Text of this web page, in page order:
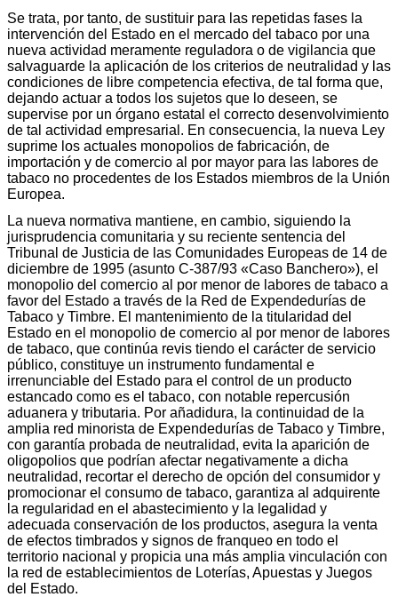
Se trata, por tanto, de sustituir para las repetidas fases la
intervención del Estado en el mercado del tabaco por una
nueva actividad meramente reguladora o de vigilancia que
salvaguarde la aplicación de los criterios de neutralidad y las
condiciones de libre competencia efectiva, de tal forma que,
dejando actuar a todos los sujetos que lo deseen, se
supervise por un órgano estatal el correcto desenvolvimiento
de tal actividad empresarial. En consecuencia, la nueva Ley
suprime los actuales monopolios de fabricación, de
importación y de comercio al por mayor para las labores de
tabaco no procedentes de los Estados miembros de la Unión
Europea.
La nueva normativa mantiene, en cambio, siguiendo la
jurisprudencia comunitaria y su reciente sentencia del
Tribunal de Justicia de las Comunidades Europeas de 14 de
diciembre de 1995 (asunto C-387/93 «Caso Banchero»), el
monopolio del comercio al por menor de labores de tabaco a
favor del Estado a través de la Red de Expendedurías de
Tabaco y Timbre. El mantenimiento de la titularidad del
Estado en el monopolio de comercio al por menor de labores
de tabaco, que continúa revis tiendo el carácter de servicio
público, constituye un instrumento fundamental e
irrenunciable del Estado para el control de un producto
estancado como es el tabaco, con notable repercusión
aduanera y tributaria. Por añadidura, la continuidad de la
amplia red minorista de Expendedurías de Tabaco y Timbre,
con garantía probada de neutralidad, evita la aparición de
oligopolios que podrían afectar negativamente a dicha
neutralidad, recortar el derecho de opción del consumidor y
promocionar el consumo de tabaco, garantiza al adquirente
la regularidad en el abastecimiento y la legalidad y
adecuada conservación de los productos, asegura la venta
de efectos timbrados y signos de franqueo en todo el
territorio nacional y propicia una más amplia vinculación con
la red de establecimientos de Loterías, Apuestas y Juegos
del Estado.